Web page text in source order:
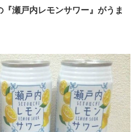
瀬戸内レモンサワー』がうま